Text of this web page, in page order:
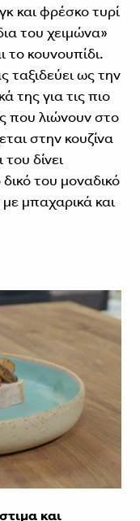
και φρέσκο τυρί
του χειμώνα»
κουνουπίδι.
ταξιδεύει ως την
της για τις πιο
που λιώνουν στο
στην κουζίνα
δίνει
του μοναδικό
μπαχαρικά και
και